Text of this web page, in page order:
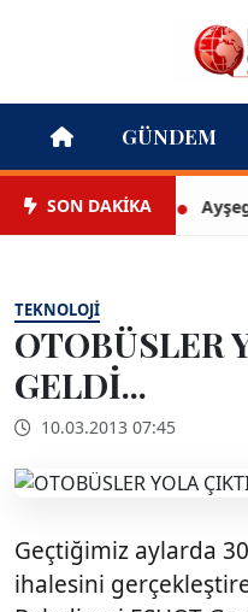
GÜNDEM
SON DAKİKA
TEKNOLOJI
OTOBÜSLER
GELDİ...
10.03.2013 07:45
Geçtiğimiz aylarda
ihalesini